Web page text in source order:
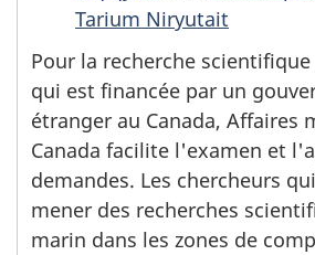
Tarium Niryutait
Pour la recherche
qui est financée par un
étranger au Canada, Affaires
Canada facilite l'examen et
demandes. Les chercheurs
mener des recherches
marin dans les zones de